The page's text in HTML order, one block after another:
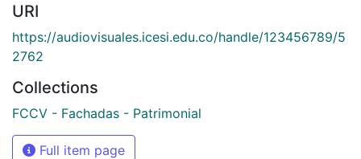
URI
https://audiovisuales.icesi.edu.co/handle/123456789/5
2762
Collections
FCCV - Fachadas - Patrimonial
Full item page